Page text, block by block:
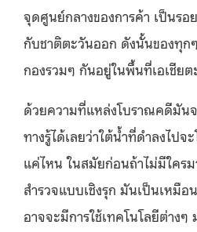
จุดศูนย์กลางของการค้า เป็นร
กับชาติตะวันออก ดังนั้นของทุก
กองรวมๆ กันอยู่ในพื้นที่เอเชีย
ด้วยความที่แหล่งโบราณคดีมัน
ทางรู้ได้เลยว่าใต้น้ำที่ดำลงไปจ
แค่ไหน ในสมัยก่อนถ้าไม่มีใคร
สำรวจแบบเชิงรุก มันเป็นเหมือ
อาจจะมีการใช้เทคโนโลยีต่าง